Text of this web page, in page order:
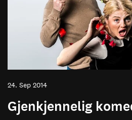
24. Sep 2014
Gjenkjennelig